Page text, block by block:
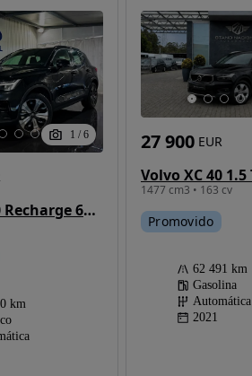
1 / 6
Volvo XC 40 Recharge 69 kWh Single Motor RWD Plus
km
1477 cm3 • 163 cv
27 900 EUR
Promovido
62 491 km
Gasolina
Automática
2021